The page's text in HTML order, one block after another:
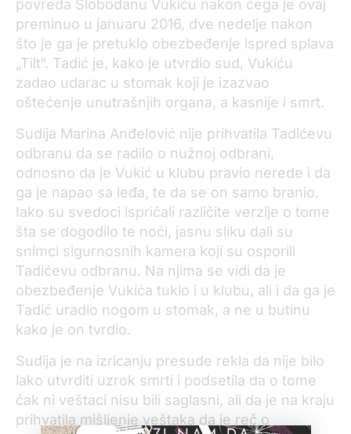
povreda Slobodanu Vukiću nakon čega je ovaj
preminuo u januaru 2016, dve nedelje nakon
što je ga je pretuklo obezbeđenje ispred splava
„Tilt“. Tadić je, kako je utvrdio sud, Vukiću
zadao udarac u stomak koji je izazvao
oštećenje unutrašnjih organa, a kasnije i smrt.
Sudija Marina Anđelović nije prihvatila Tadićevu
odbranu da se radilo o nužnoj odbrani,
odnosno da je Vukić u klubu pravio nerede i da
ga je napao sa leđa, te da se on samo branio.
Iako su svedoci ispričali različite verzije o tome
šta se dogodilo te noći, jasnu sliku dali su
snimci sigurnosnih kamera koji su osporili
Tadićevu odbranu. Na njima se vidi da je
obezbeđenje Vukića tuklo i u klubu, ali i da ga je
Tadić uradio nogom u stomak, a ne u butinu
kako je on tvrdio.
Sudija je na izricanju presude rekla da nije bilo
lako utvrditi uzrok smrti i podsetila da o tome
čak ni veštaci nisu bili saglasni, ali da je na kraju
prihvatila mišljenje veštaka da je reč o